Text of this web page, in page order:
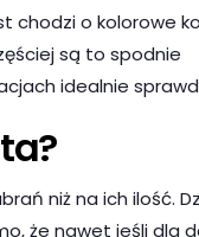
chodzi o kolorowe
są to spodnie
idealnie
niż na ich ilość.
że nawet jeśli